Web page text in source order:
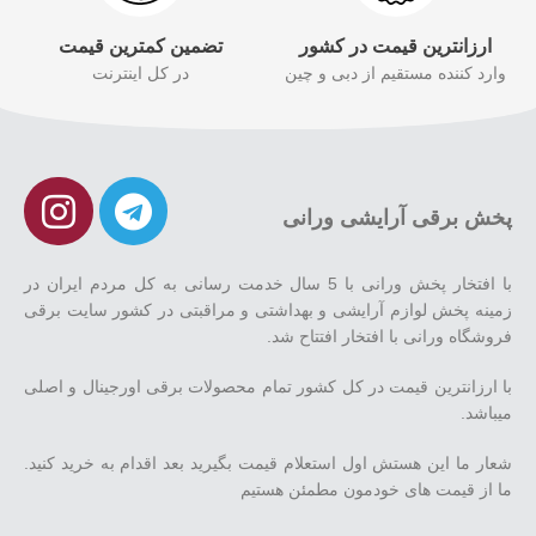
ارزانترین قیمت در کشور
وارد کننده مستقیم از دبی و چین
تضمین کمترین قیمت
در کل اینترنت
پخش برقی آرایشی ورانی
با افتخار پخش ورانی با 5 سال خدمت رسانی به کل مردم ایران در
زمینه پخش لوازم آرایشی و بهداشتی و مراقبتی در کشور سایت برقی
فروشگاه ورانی با افتخار افتتاح شد.
با ارزانترین قیمت در کل کشور تمام محصولات برقی اورجینال و اصلی
میباشد.
شعار ما این هستش اول استعلام قیمت بگیرید بعد اقدام به خرید کنید.
ما از قیمت های خودمون مطمئن هستیم